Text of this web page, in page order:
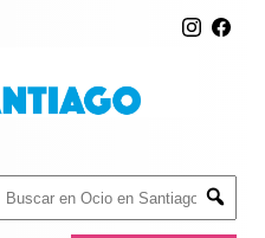
Submit